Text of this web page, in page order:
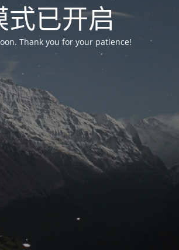
式已开启
Thank you for your patience!